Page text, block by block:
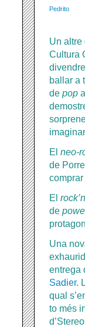
Pedrito
Un altre
Cultura
ballar a
de pop
El neo-
de
El
de
Una
entrega
Sadier.
qual
to més